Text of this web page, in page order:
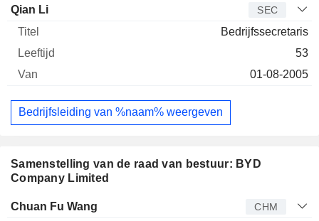
Qian Li SEC
Bedrijfssecretaris
53
01-08-2005
Bedrijfsleiding van %naam% weergeven
Samenstelling van de raad van bestuur: BYD
Company Limited
Bestuurder Titel
Chuan Fu Wang CHM